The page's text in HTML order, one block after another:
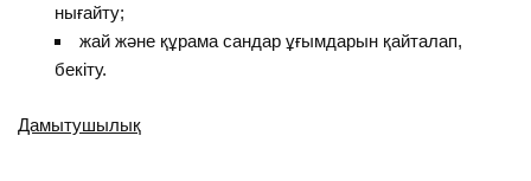
нығайту;
жай және құрама сандар ұғымдарын қайталап,
бекіту.
Дамытушылық